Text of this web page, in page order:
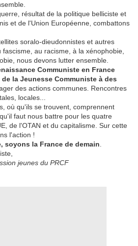
résultat de la politique belliciste et
et de l'Union Européenne, combattons
soralo-dieudonnistes et autres
au racisme, à la xénophobie,
nous devons lutter ensemble.
Communiste en France
la Jeunesse Communiste à des
des actions communes. Rencontres
locales...
où qu'ils se trouvent, comprennent
faut nous battre pour les quatre
de l'OTAN et du capitalisme. Sur cette
l'action !
soyons la France de demain
jeunes du PRCF